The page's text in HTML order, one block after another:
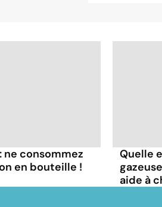
ne consommez
en bouteille !
Quelle
aide à